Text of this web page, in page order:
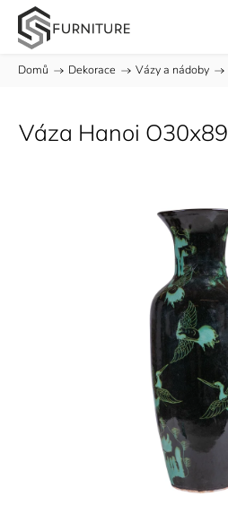
Domů / Dekorace / Vázy a nádoby /
Váza Hanoi O30x89